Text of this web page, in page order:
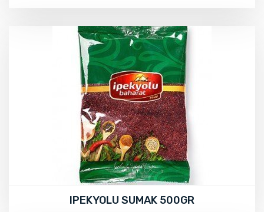
IPEKYOLU SUMAK 500GR